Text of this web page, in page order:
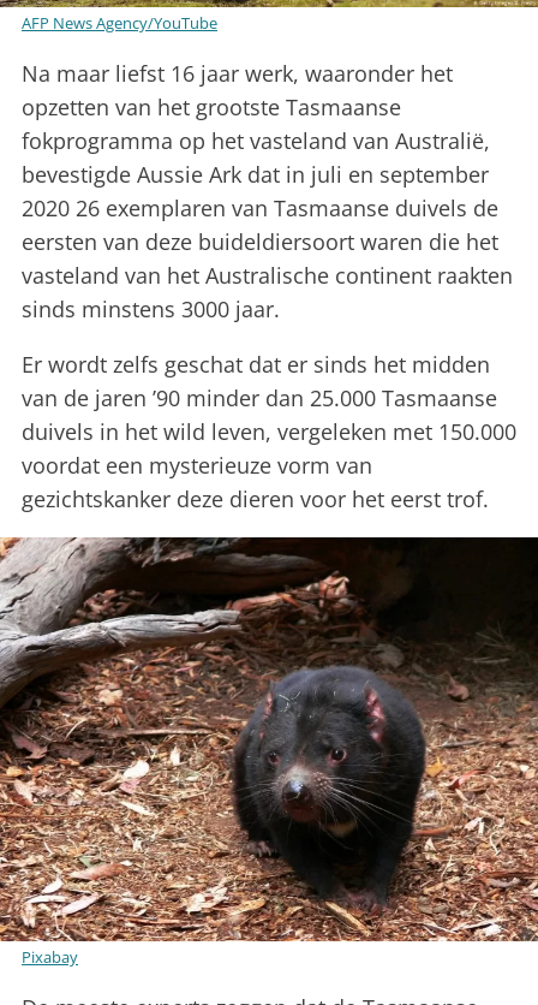
AFP News Agency/YouTube
Na maar liefst 16 jaar werk, waaronder het
opzetten van het grootste Tasmaanse
fokprogramma op het vasteland van Australië,
bevestigde Aussie Ark dat in juli en september
2020 26 exemplaren van Tasmaanse duivels de
eersten van deze buideldiersoort waren die het
vasteland van het Australische continent raakten
sinds minstens 3000 jaar.
Er wordt zelfs geschat dat er sinds het midden
van de jaren ’90 minder dan 25.000 Tasmaanse
duivels in het wild leven, vergeleken met 150.000
voordat een mysterieuze vorm van
gezichtskanker deze dieren voor het eerst trof.
Pixabay